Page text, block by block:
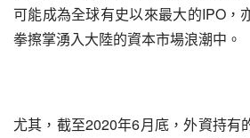
可能成為全球有史以來最大的IPO，
拳擦掌湧入大陸的資本市場浪潮中。
尤其，截至2020年6月底，外資持有